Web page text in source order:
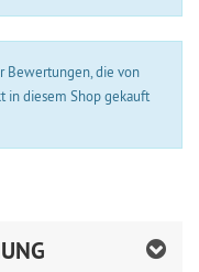
Bewertungen, die von
in diesem Shop gekauft